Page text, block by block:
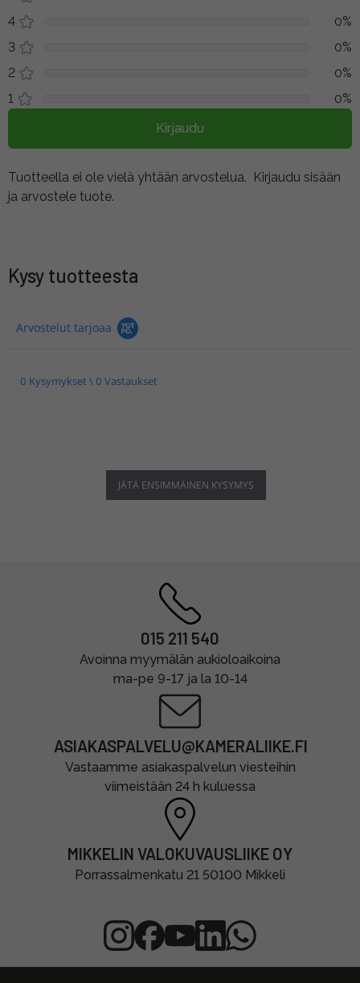
4
0%
3
0%
2
0%
1
0%
Kirjaudu
Tuotteella ei ole vielä yhtään arvostelua. Kirjaudu sisään
ja arvostele tuote.
Kysy tuotteesta
Arvostelut tarjoaa
0 Kysymykset \ 0 Vastaukset
JÄTÄ ENSIMMÄINEN KYSYMYS
015 211 540
Avoinna myymälän aukioloaikoina
ma-pe 9-17 ja la 10-14
ASIAKASPALVELU@KAMERALIIKE.FI
Vastaamme asiakaspalvelun viesteihin
viimeistään 24 h kuluessa
MIKKELIN VALOKUVAUSLIIKE OY
Porrassalmenkatu 21 50100 Mikkeli